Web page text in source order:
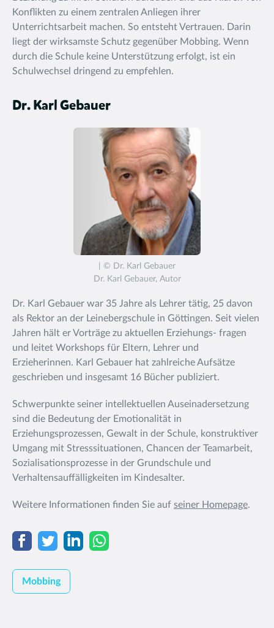
Konflikten zu einem zentralen Anliegen ihrer
Unterrichtsarbeit machen. So entsteht Vertrauen. Darin
liegt der wirksamste Schutz gegenüber Mobbing. Wenn
durch die Schule keine Unterstützung erfolgt, ist ein
Schulwechsel dringend zu empfehlen.
Dr. Karl Gebauer
| © Dr. Karl Gebauer
Dr. Karl Gebauer, Autor
Dr. Karl Gebauer war 35 Jahre als Lehrer tätig, 25 davon
als Rektor an der Leinebergschule in Göttingen. Seit vielen
Jahren hält er Vorträge zu aktuellen Erziehungs- fragen
und leitet Workshops für Eltern, Lehrer und
Erzieherinnen. Karl Gebauer hat zahlreiche Aufsätze
geschrieben und insgesamt 16 Bücher publiziert.
Schwerpunkte seiner intellektuellen Auseinadersetzung
sind die Bedeutung der Emotionalität in
Erziehungsprozessen, Gewalt in der Schule, konstruktiver
Umgang mit Stresssituationen, Chancen der Teamarbeit,
Sozialisationsprozesse in der Grundschule und
Verhaltensauffälligkeiten im Kindesalter.
Weitere Informationen finden Sie auf seiner Homepage.
Mobbing